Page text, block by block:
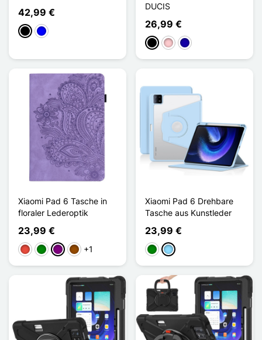
42,99 €
Schwarz
Blau
DUCIS
26,99 €
Schwarz
PinkDunkelblau
Xiaomi Pad 6 Tasche in
floraler Lederoptik
23,99 €
Rot GrünViolettBraun
+1
Xiaomi Pad 6 Drehbare
Tasche aus Kunstleder
23,99 €
GrünHellblau